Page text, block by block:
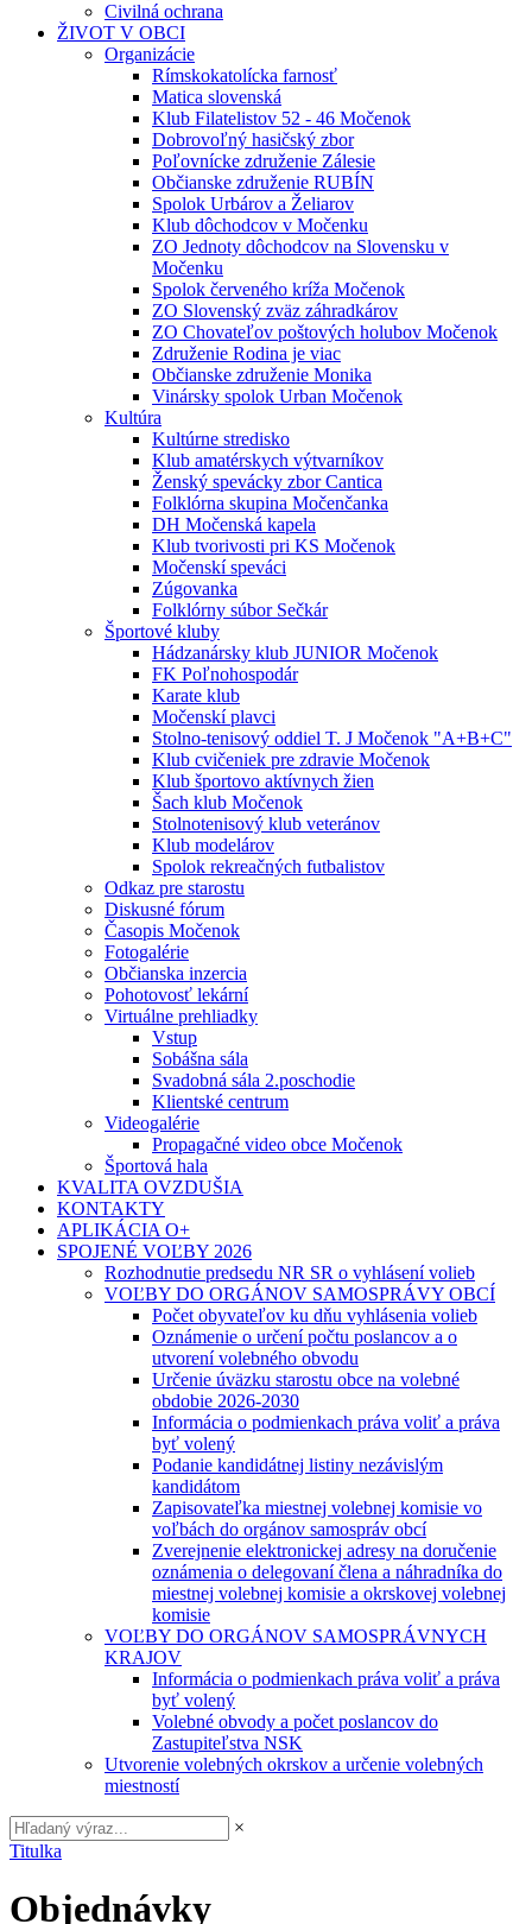
Civilná ochrana
ŽIVOT V OBCI
Organizácie
Rímskokatolícka farnosť
Matica slovenská
Klub Filatelistov 52 - 46 Močenok
Dobrovoľný hasičský zbor
Poľovnícke združenie Zálesie
Občianske združenie RUBÍN
Spolok Urbárov a Želiarov
Klub dôchodcov v Močenku
ZO Jednoty dôchodcov na Slovensku v
Močenku
Spolok červeného kríža Močenok
ZO Slovenský zväz záhradkárov
ZO Chovateľov poštových holubov Močenok
Združenie Rodina je viac
Občianske združenie Monika
Vinársky spolok Urban Močenok
Kultúra
Kultúrne stredisko
Klub amatérskych výtvarníkov
Ženský spevácky zbor Cantica
Folklórna skupina Močenčanka
DH Močenská kapela
Klub tvorivosti pri KS Močenok
Močenskí speváci
Zúgovanka
Folklórny súbor Sečkár
Športové kluby
Hádzanársky klub JUNIOR Močenok
FK Poľnohospodár
Karate klub
Močenskí plavci
Stolno-tenisový oddiel T. J Močenok "A+B+C"
Klub cvičeniek pre zdravie Močenok
Klub športovo aktívnych žien
Šach klub Močenok
Stolnotenisový klub veteránov
Klub modelárov
Spolok rekreačných futbalistov
Odkaz pre starostu
Diskusné fórum
Časopis Močenok
Fotogalérie
Občianska inzercia
Pohotovosť lekární
Virtuálne prehliadky
Vstup
Sobášna sála
Svadobná sála 2.poschodie
Klientské centrum
Videogalérie
Propagačné video obce Močenok
Športová hala
KVALITA OVZDUŠIA
KONTAKTY
APLIKÁCIA O+
SPOJENÉ VOĽBY 2026
Rozhodnutie predsedu NR SR o vyhlásení volieb
VOĽBY DO ORGÁNOV SAMOSPRÁVY OBCÍ
Počet obyvateľov ku dňu vyhlásenia volieb
Oznámenie o určení počtu poslancov a o
utvorení volebného obvodu
Určenie úväzku starostu obce na volebné
obdobie 2026-2030
Informácia o podmienkach práva voliť a práva
byť volený
Podanie kandidátnej listiny nezávislým
kandidátom
Zapisovateľka miestnej volebnej komisie vo
voľbách do orgánov samospráv obcí
Zverejnenie elektronickej adresy na doručenie
oznámenia o delegovaní člena a náhradníka do
miestnej volebnej komisie a okrskovej volebnej
komisie
VOĽBY DO ORGÁNOV SAMOSPRÁVNYCH
KRAJOV
Informácia o podmienkach práva voliť a práva
byť volený
Volebné obvody a počet poslancov do
Zastupiteľstva NSK
Utvorenie volebných okrskov a určenie volebných
miestností
×
Titulka
Objednávky